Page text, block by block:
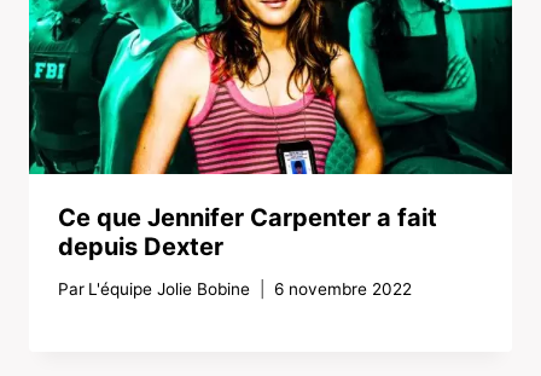
Ce que Jennifer Carpenter a fait
depuis Dexter
Par L'équipe Jolie Bobine 6 novembre 2022